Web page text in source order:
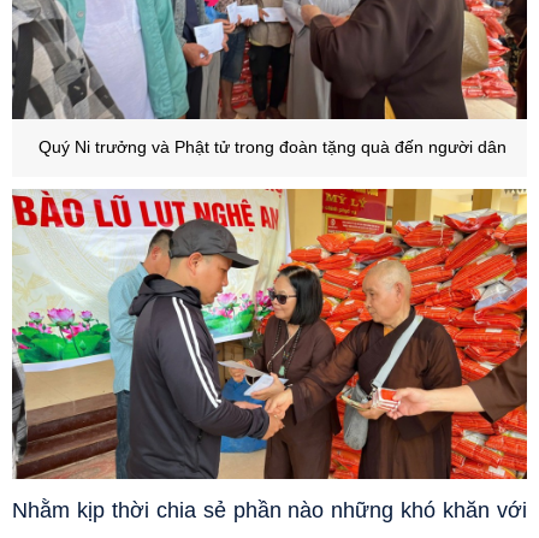
Quý Ni trưởng và Phật tử trong đoàn tặng quà đến người dân
Nhằm kịp thời chia sẻ phần nào những khó khăn với